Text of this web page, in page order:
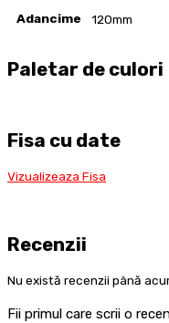
Adancime 120mm
Paletar de culori
Fisa cu date
Vizualizeaza Fisa
Recenzii
Nu există recenzii până
Fii primul care scrii o